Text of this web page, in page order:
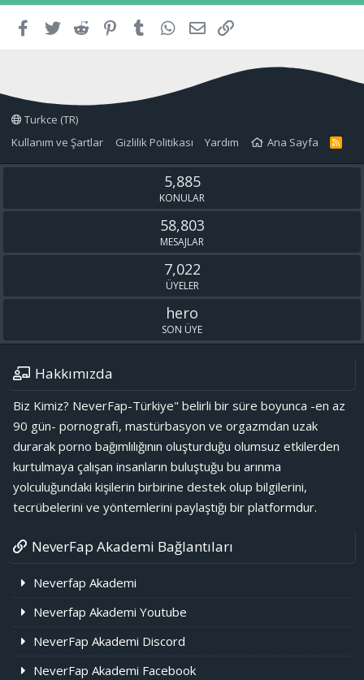
FacebookTwitterReddit Pinterest
Tumblr WhatsApp
E-posta
Turkce (TR)
Kullanım ve Şartlar
Gizlilik Politikası Yardım Ana Sayfa
R
S
5,885
KONULAR
58,803
MESAJLAR
7,022
ÜYELER
hero
SON ÜYE
Hakkımızda
Biz Kimiz? NeverFap-Türkiye" belirli bir süre boyunca -en az
90 gün- pornografi, mastürbasyon ve orgazmdan uzak
durarak porno bağımlılığının oluşturduğu olumsuz etkilerden
kurtulmaya çalışan insanların buluştuğu bu arınma
yolculuğundaki kişilerin birbirine destek olup bilgilerini,
tecrübelerini ve yöntemlerini paylaştığı bir platformdur.
NeverFap Akademi Bağlantıları
Neverfap Akademi
Neverfap Akademi Youtube
NeverFap Akademi Discord
NeverFap Akademi Facebook